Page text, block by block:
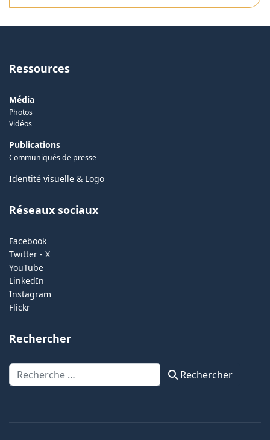
Ressources
Média
Photos
Vidéos
Publications
Communiqués de presse
Identité visuelle & Logo
Réseaux sociaux
Facebook
Twitter - X
YouTube
LinkedIn
Instagram
Flickr
Rechercher
Rechercher Rechercher